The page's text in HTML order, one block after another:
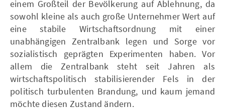
einem Großteil der Bevölkerung auf Ablehnung, da
sowohl kleine als auch große Unternehmer Wert auf
eine stabile Wirtschaftsordnung mit einer
unabhängigen Zentralbank legen und Sorge vor
sozialistisch geprägten Experimenten haben. Vor
allem die Zentralbank steht seit Jahren als
wirtschaftspolitisch stabilisierender Fels in der
politisch turbulenten Brandung, und kaum jemand
möchte diesen Zustand ändern.